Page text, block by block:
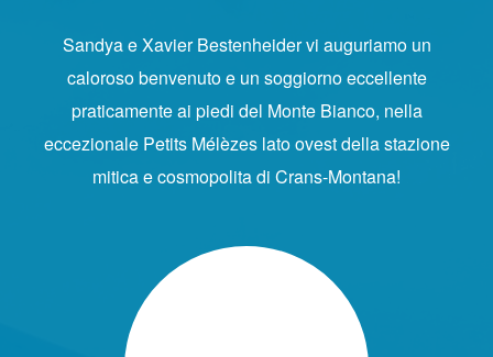
Sandya e Xavier Bestenheider vi auguriamo un
caloroso benvenuto e un soggiorno eccellente
praticamente ai piedi del Monte Bianco, nella
eccezionale Petits Mélèzes lato ovest della stazione
mitica e cosmopolita di Crans-Montana!